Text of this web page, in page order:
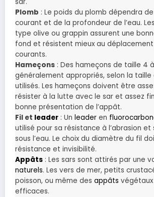
Plomb : Le poids du plomb dépendra
courant et de la profondeur de l’eau.
type olive ou grappin assurent une
fond et résistent mieux au
courants.
Hameçons : Des hameçons de taille 4
généralement appropriés, selon la taille
utilisés. Les hameçons doivent être
résister à la lutte avec le sar et assez
bonne présentation de l’appât.
Fil et leader : Un leader en
utilisé pour sa résistance à l’abrasion et
sous l’eau. Le choix du diamètre du fil
résistance et invisibilité.
Appâts : Les sars sont attirés par une
naturels. Les vers de mer, petits
poisson, ou même des appâts
efficaces.